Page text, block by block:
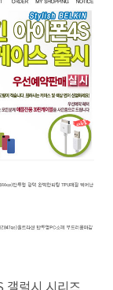
갤럭시 시리즈